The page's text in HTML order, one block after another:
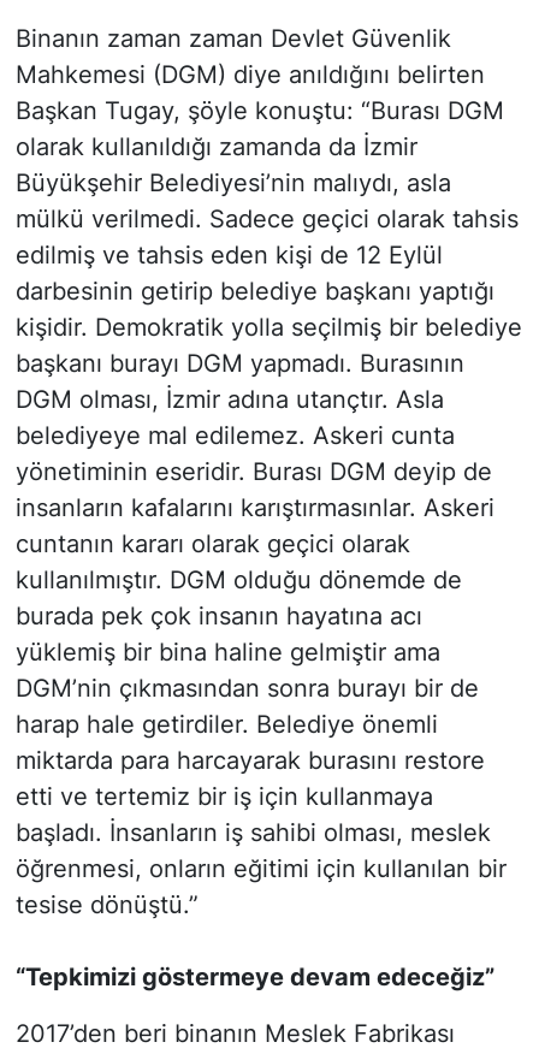
Binanın zaman zaman Devlet Güvenlik
Mahkemesi (DGM) diye anıldığını belirten
Başkan Tugay, şöyle konuştu: “Burası DGM
olarak kullanıldığı zamanda da İzmir
Büyükşehir Belediyesi’nin malıydı, asla
mülkü verilmedi. Sadece geçici olarak tahsis
edilmiş ve tahsis eden kişi de 12 Eylül
darbesinin getirip belediye başkanı yaptığı
kişidir. Demokratik yolla seçilmiş bir belediye
başkanı burayı DGM yapmadı. Burasının
DGM olması, İzmir adına utançtır. Asla
belediyeye mal edilemez. Askeri cunta
yönetiminin eseridir. Burası DGM deyip de
insanların kafalarını karıştırmasınlar. Askeri
cuntanın kararı olarak geçici olarak
kullanılmıştır. DGM olduğu dönemde de
burada pek çok insanın hayatına acı
yüklemiş bir bina haline gelmiştir ama
DGM’nin çıkmasından sonra burayı bir de
harap hale getirdiler. Belediye önemli
miktarda para harcayarak burasını restore
etti ve tertemiz bir iş için kullanmaya
başladı. İnsanların iş sahibi olması, meslek
öğrenmesi, onların eğitimi için kullanılan bir
tesise dönüştü.”
“Tepkimizi göstermeye devam edeceğiz”
2017’den beri binanın Meslek Fabrikası